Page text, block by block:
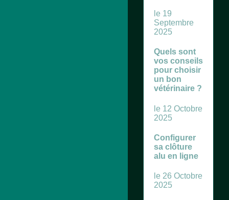
le 19
Septembre
2025
Quels sont
vos conseils
pour choisir
un bon
vétérinaire ?
le 12 Octobre
2025
Configurer
sa clôture
alu en ligne
le 26 Octobre
2025